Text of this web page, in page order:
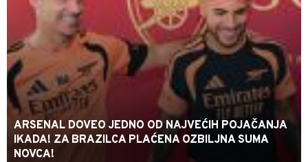
ARSENAL DOVEO JEDNO OD NAJVEĆIH POJAČANJA
IKADA! ZA BRAZILCA PLAĆENA OZBILJNA SUMA
NOVCA!